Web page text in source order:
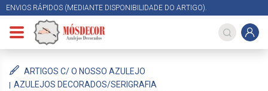
ENVIOS RÁPIDOS (MEDIANTE DISPONIBILIDADE DO ARTIGO).
ARTIGOS C/ O NOSSO AZULEJO
AZULEJOS DECORADOS/SERIGRAFIA